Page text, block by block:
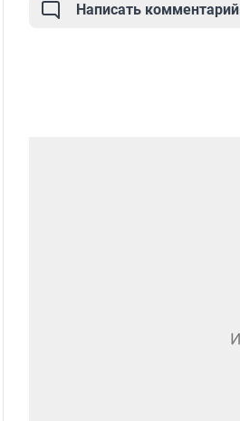
Написать комментарий